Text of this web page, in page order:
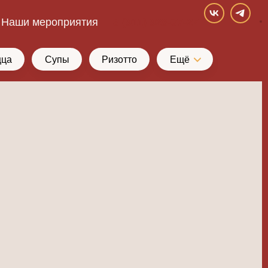
Наши мероприятия
Супы Ризотто Ещё